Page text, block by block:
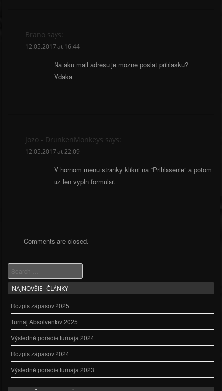
Brano says:
12.05.2017 at 16:44
Na aku mail adresu je mozne poslat prihlasku?
Vdaka
Jozo - DrunkenMonkeys says:
12.05.2017 at 22:09
V hornom menu stranky klikni na “Prihlasenie” a potom
uz len vypln formular.
Comments are closed.
Search
NAJNOVŠIE ČLÁNKY
Rozpis zápasov 2025
Turnaj Absolventov 2025
Výsledné poradie turnaja 2024
Rozpis zápasov 2024
Výsledné poradie turnaja 2023